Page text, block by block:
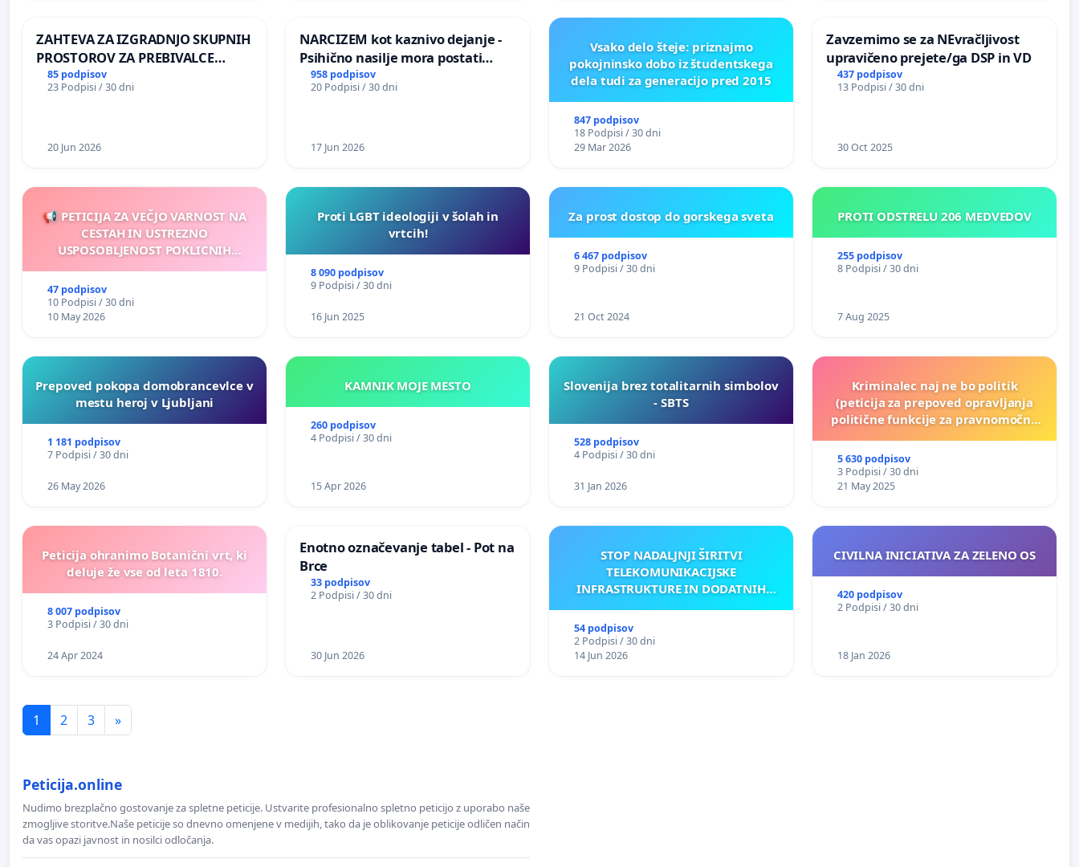
ZAHTEVA ZA IZGRADNJO SKUPNIH
PROSTOROV ZA PREBIVALCE
KRAJEVNE SKUPNOSTI
PRESTRANEK
85 podpisov
23 Podpisi / 30 dni
20 Jun 2026
NARCIZEM kot kaznivo dejanje -
Psihično nasilje mora postati
enako prepoznano kot fizično
nasilje
958 podpisov
20 Podpisi / 30 dni
17 Jun 2026
Vsako delo šteje: priznajmo
pokojninsko dobo iz študentskega
dela tudi za generacijo pred 2015
847 podpisov
18 Podpisi / 30 dni
29 Mar 2026
Zavzemimo se za NEvračljivost
upravičeno prejete/ga DSP in VD
437 podpisov
13 Podpisi / 30 dni
30 Oct 2025
📢 PETICIJA ZA VEČJO VARNOST NA
CESTAH IN USTREZNO
USPOSOBLJENOST POKLICNIH
47 podpisov
10 Podpisi / 30 dni
10 May 2026
Proti LGBT ideologiji v šolah in
vrtcih!
8 090 podpisov
9 Podpisi / 30 dni
16 Jun 2025
Za prost dostop do gorskega sveta
6 467 podpisov
9 Podpisi / 30 dni
21 Oct 2024
PROTI ODSTRELU 206 MEDVEDOV
255 podpisov
8 Podpisi / 30 dni
7 Aug 2025
Prepoved pokopa domobrancevlce v
mestu heroj v Ljubljani
1 181 podpisov
7 Podpisi / 30 dni
26 May 2026
KAMNIK MOJE MESTO
260 podpisov
4 Podpisi / 30 dni
15 Apr 2026
Slovenija brez totalitarnih simbolov
- SBTS
528 podpisov
4 Podpisi / 30 dni
31 Jan 2026
Kriminalec naj ne bo politik
(peticija za prepoved opravljanja
politične funkcije za pravnomočno
5 630 podpisov
3 Podpisi / 30 dni
21 May 2025
Peticija ohranimo Botanični vrt, ki
deluje že vse od leta 1810.
8 007 podpisov
3 Podpisi / 30 dni
24 Apr 2024
Enotno označevanje tabel - Pot na
Brce
33 podpisov
2 Podpisi / 30 dni
30 Jun 2026
STOP NADALJNJI ŠIRITVI
TELEKOMUNIKACIJSKE
INFRASTRUKTURE IN DODATNIH
54 podpisov
2 Podpisi / 30 dni
14 Jun 2026
CIVILNA INICIATIVA ZA ZELENO OS
420 podpisov
2 Podpisi / 30 dni
18 Jan 2026
1 2 3 »
Peticija.online
Nudimo brezplačno gostovanje za spletne peticije. Ustvarite profesionalno spletno peticijo z uporabo naše
zmogljive storitve.Naše peticije so dnevno omenjene v medijih, tako da je oblikovanje peticije odličen način
da vas opazi javnost in nosilci odločanja.